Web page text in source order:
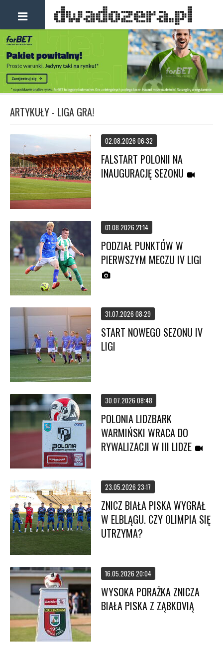
ARTYKUŁY - LIGA GRA!
02.08.2026 06:32
FALSTART POLONII NA
INAUGURACJĘ SEZONU
01.08.2026 21:14
PODZIAŁ PUNKTÓW W
PIERWSZYM MECZU IV LIGI
31.07.2026 08:29
START NOWEGO SEZONU IV
LIGI
30.07.2026 08:48
POLONIA LIDZBARK
WARMIŃSKI WRACA DO
RYWALIZACJI W III LIDZE
23.05.2026 23:17
ZNICZ BIAŁA PISKA WYGRAŁ
W ELBLĄGU. CZY OLIMPIA SIĘ
UTRZYMA?
16.05.2026 20:04
WYSOKA PORAŻKA ZNICZA
BIAŁA PISKA Z ZĄBKOVIĄ